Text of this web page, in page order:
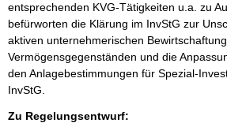
e
entsprechenden KVG-Tätigkeiten u.a. zu
befürworten die Klärung im InvStG zur
aktiven unternehmerischen
Vermögensgegenständen und die
den Anlagebestimmungen für Spezial-
InvStG.
Zu Regelungsentwurf: